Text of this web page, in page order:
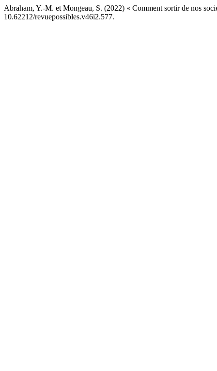
Abraham, Y.-M. et Mongeau, S. (2022) « Comment sortir de nos
10.62212/revuepossibles.v46i2.577.